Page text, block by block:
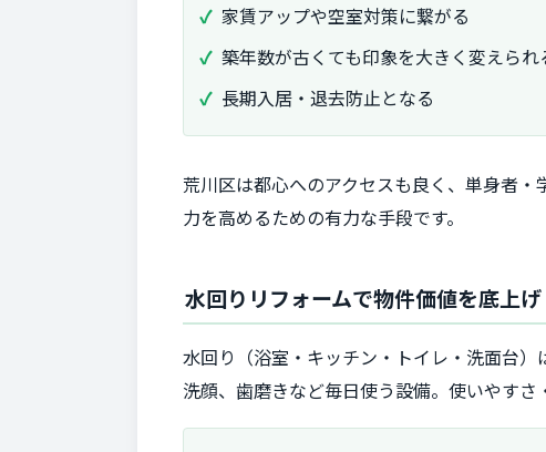
家賃アップや空室対策に繋がる
築年数が古くても印象を大きく変えられ
長期入居・退去防止となる
荒川区は都心へのアクセスも良く、単身者
力を高めるための有力な手段です。
水回りリフォームで物件価値を底上げ
水回り（浴室・キッチン・トイレ・洗面台）
洗顔、歯磨きなど毎日使う設備。使いやすさ